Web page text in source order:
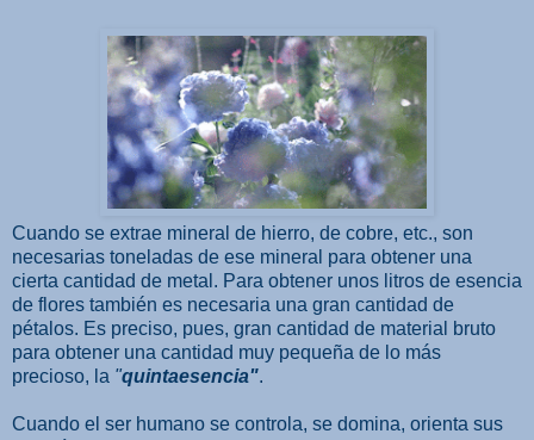
Cuando se extrae mineral de hierro, de cobre, etc., son
necesarias toneladas de ese mineral para obtener una
cierta cantidad de metal. Para obtener unos litros de esencia
de flores también es necesaria una gran cantidad de
pétalos. Es preciso, pues, gran cantidad de material bruto
para obtener una cantidad muy pequeña de lo más
precioso, la "quintaesencia".
Cuando el ser humano se controla, se domina, orienta sus